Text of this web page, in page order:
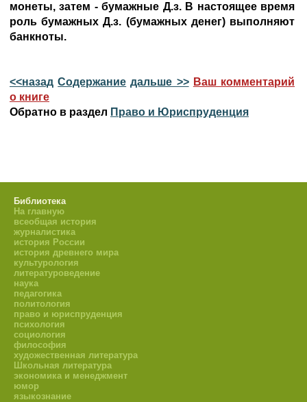
монеты, затем - бумажные Д.з. В настоящее время
роль бумажных Д.з. (бумажных денег) выполняют
банкноты.
<<назад Содержание дальше >> Ваш комментарий
о книге
Обратно в раздел Право и Юриспруденция
Библиотека
На главную
всеобщая история
журналистика
история России
история древнего мира
культурология
литературоведение
наука
педагогика
политология
право и юриспруденция
психология
социология
философия
художественная литература
Школьная литература
экономика и менеджмент
юмор
языкознание